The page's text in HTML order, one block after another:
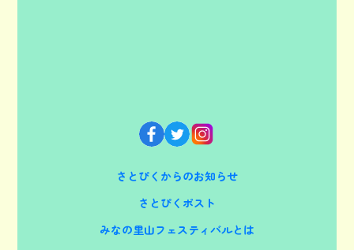
さとぴくからのお知らせ
さとぴくポスト
みなの里山フェスティバルとは